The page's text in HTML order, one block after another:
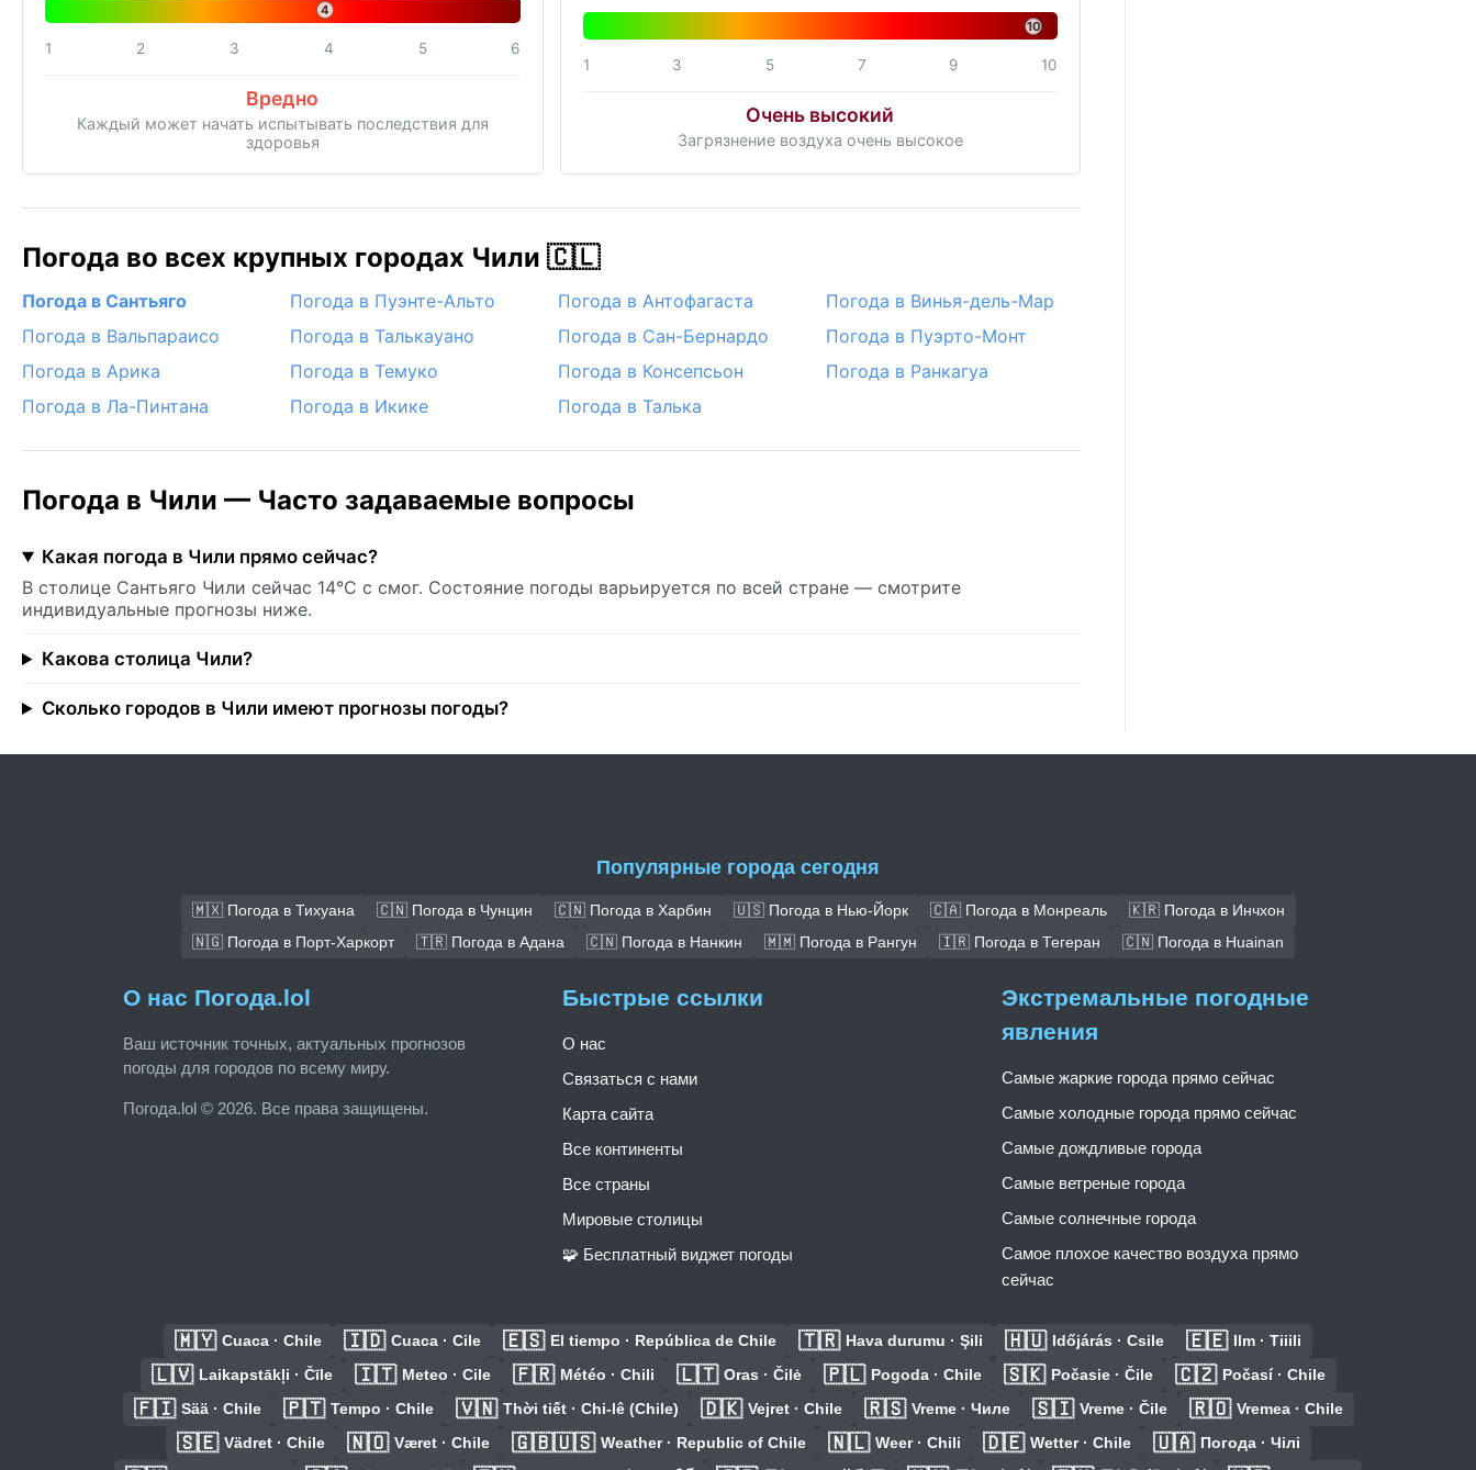
4
1 2 3 4 5 6
Вредно
Каждый может начать испытывать последствия для
здоровья
10
1 3 5 7 9 10
Очень высокий
Загрязнение воздуха очень высокое
Погода во всех крупных городах Чили 🇨🇱
Погода в Сантьяго Погода в Пуэнте-Альто Погода в Антофагаста
Погода в Винья-дель-Мар
Погода в Вальпараисо
Погода в Талькауано Погода в Сан-Бернардо
Погода в Пуэрто-Монт
Погода в Арика
Погода в Темуко Погода в Консепсьон
Погода в Ранкагуа
Погода в Ла-Пинтана
Погода в Икике Погода в Талька
Погода в Чили — Часто задаваемые вопросы
Какая погода в Чили прямо сейчас?
В столице Сантьяго Чили сейчас 14°C с смог. Состояние погоды варьируется по всей стране — смотрите
индивидуальные прогнозы ниже.
Какова столица Чили?
Сколько городов в Чили имеют прогнозы погоды?
Популярные города сегодня
🇲🇽 Погода в Тихуана 🇨🇳 Погода в Чунцин 🇨🇳 Погода в Харбин 🇺🇸 Погода в Нью-Йорк 🇨🇦 Погода в Монреаль
🇰🇷 Погода в Инчхон
🇳🇬 Погода в Порт-Харкорт
🇹🇷 Погода в Адана 🇨🇳 Погода в Нанкин 🇲🇲 Погода в Рангун 🇮🇷 Погода в Тегеран 🇨🇳 Погода в Huainan
О нас Погода.lol
Ваш источник точных, актуальных прогнозов
погоды для городов по всему миру.
Погода.lol © 2026. Все права защищены.
Быстрые ссылки
О нас
Связаться с нами
Карта сайта
Все континенты
Все страны
Мировые столицы
🧩 Бесплатный виджет погоды
Экстремальные погодные
явления
Самые жаркие города прямо сейчас
Самые холодные города прямо сейчас
Самые дождливые города
Самые ветреные города
Самые солнечные города
Самое плохое качество воздуха прямо
сейчас
🇲🇾 Cuaca · Chile 🇮🇩 Cuaca · Cile 🇪🇸 El tiempo · República de Chile 🇹🇷 Hava durumu · Şili 🇭🇺 Időjárás · Csile 🇪🇪 Ilm · Tiiili
🇱🇻 Laikapstākļi · Čīle 🇮🇹 Meteo · Cile 🇫🇷 Météo · Chili 🇱🇹 Oras · Čilė 🇵🇱 Pogoda · Chile 🇸🇰 Počasie · Čile 🇨🇿 Počasí · Chile
🇫🇮 Sää · Chile 🇵🇹 Tempo · Chile 🇻🇳 Thời tiết · Chi-lê (Chile) 🇩🇰 Vejret · Chile 🇷🇸 Vreme · Чиле 🇸🇮 Vreme · Čile 🇷🇴 Vremea · Chile
🇸🇪 Vädret · Chile 🇳🇴 Været · Chile 🇬🇧🇺🇸 Weather · Republic of Chile 🇳🇱 Weer · Chili 🇩🇪 Wetter · Chile 🇺🇦 Погода · Чілі